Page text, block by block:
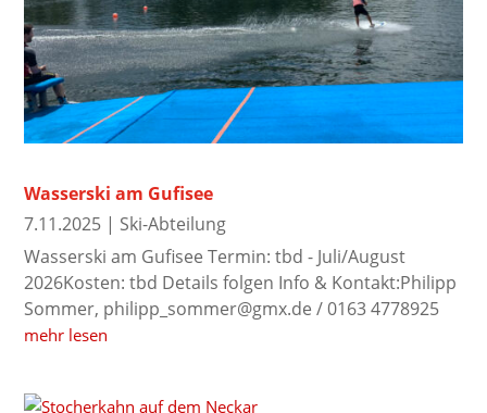
Wasserski am Gufisee
7.11.2025 | Ski-Abteilung
Wasserski am Gufisee Termin: tbd - Juli/August
2026Kosten: tbd Details folgen Info & Kontakt:Philipp
Sommer, philipp_sommer@gmx.de / 0163 4778925
mehr lesen